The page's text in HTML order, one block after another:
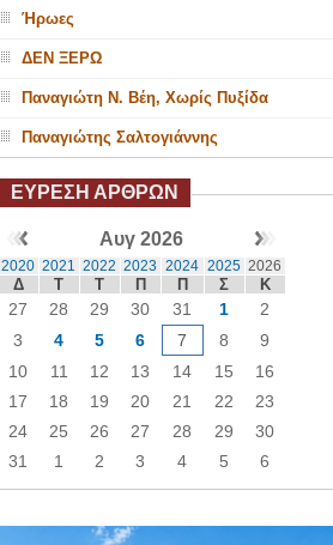
Ήρωες
ΔΕΝ ΞΕΡΩ
Παναγιώτη Ν. Βέη, Χωρίς Πυξίδα
Παναγιώτης Σαλτογιάννης
ΕΥΡΕΣΗ ΑΡΘΡΩΝ
Αυγ 2026
2020 2021 2022 2023 2024 2025 2026
Δ Τ Τ Π Π Σ Κ
27 28 29 30 31 1
2
3
4 5 6 7 8
9
10
11 12 13 14 15
16
17
18 19 20 21 22
23
24
25 26 27 28 29
30
31
1 2 3 4 5 6